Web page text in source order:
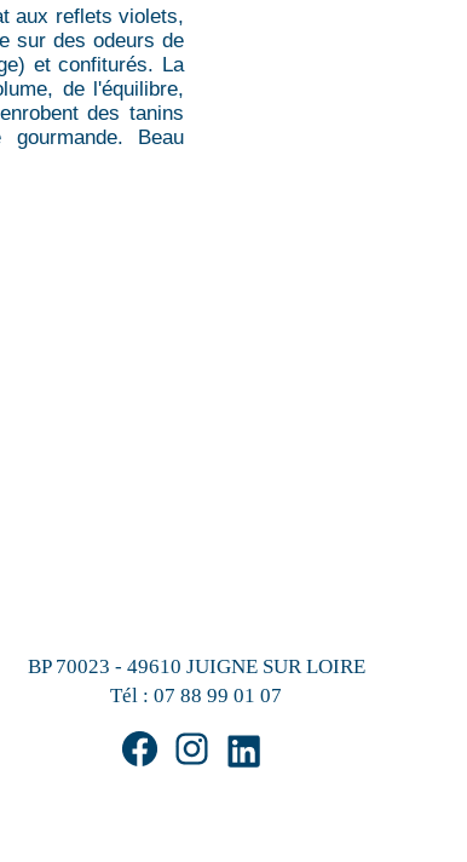
aux reflets violets,
sur des odeurs de
et confiturés. La
de l'équilibre,
des tanins
Beau
BP 70023 - 49610 JUIGNE SUR LOIRE
Tél : 07 88 99 01 07